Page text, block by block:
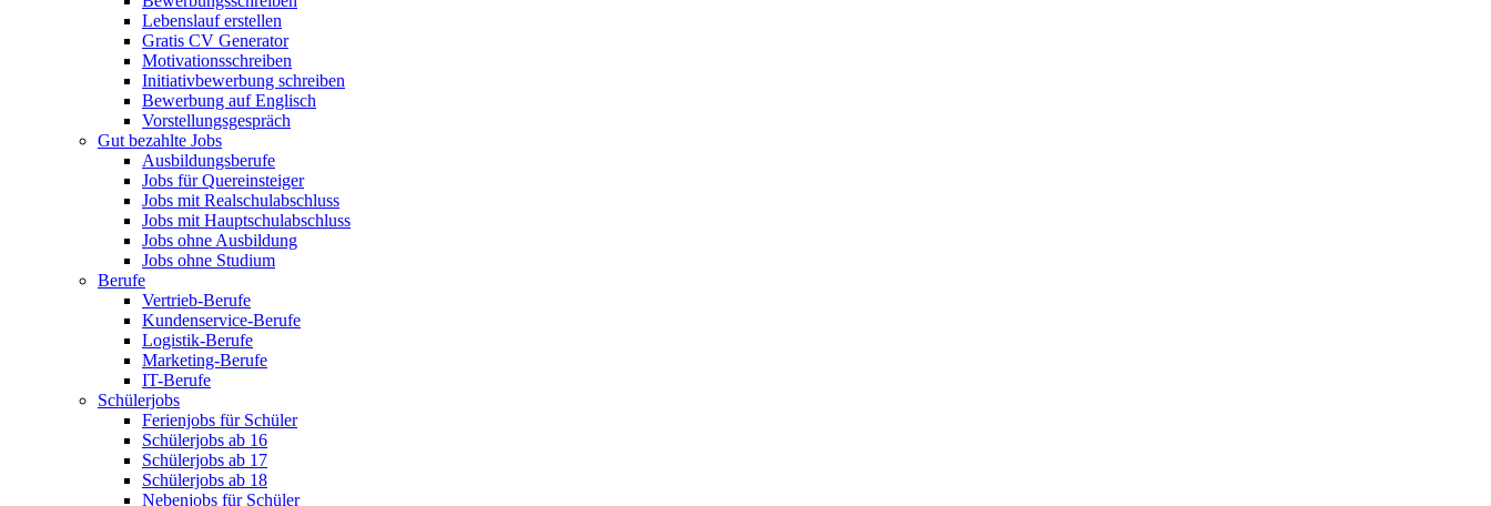
Lebenslauf erstellen
Gratis CV Generator
Motivationsschreiben
Initiativbewerbung schreiben
Bewerbung auf Englisch
Vorstellungsgespräch
Gut bezahlte Jobs
Ausbildungsberufe
Jobs für Quereinsteiger
Jobs mit Realschulabschluss
Jobs mit Hauptschulabschluss
Jobs ohne Ausbildung
Jobs ohne Studium
Berufe
Vertrieb-Berufe
Kundenservice-Berufe
Logistik-Berufe
Marketing-Berufe
IT-Berufe
Schülerjobs
Ferienjobs für Schüler
Schülerjobs ab 16
Schülerjobs ab 17
Schülerjobs ab 18
Nebenjobs für Schüler